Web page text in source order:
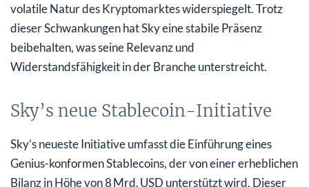
volatile Natur des Kryptomarktes widerspiegelt. Trotz
dieser Schwankungen hat Sky eine stabile Präsenz
beibehalten, was seine Relevanz und
Widerstandsfähigkeit in der Branche unterstreicht.
Sky’s neue Stablecoin-Initiative
Sky’s neueste Initiative umfasst die Einführung eines
Genius-konformen Stablecoins, der von einer erheblichen
Bilanz in Höhe von 8 Mrd. USD unterstützt wird. Dieser